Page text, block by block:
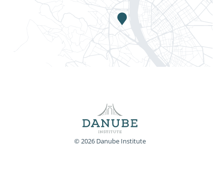
© 2026 Danube Institute